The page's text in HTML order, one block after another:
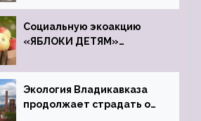
Социальную экоакцию
«ЯБЛОКИ ДЕТЯМ»
Экология Владикавказа
продолжает страдать от